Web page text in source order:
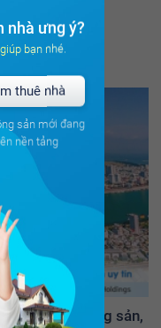
mua bất động sản,
nhà ưng ý?
bạn nhé.
thuê nhà
sản mới đang
nền tảng